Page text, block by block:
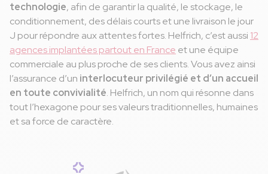
technologie, afin de garantir la qualité, le stockage, le
conditionnement, des délais courts et une livraison le jour
J pour répondre aux attentes fortes. Helfrich, c’est aussi 12
agences implantées partout en France et une équipe
commerciale au plus proche de ses clients. Vous avez ainsi
l’assurance d’un interlocuteur privilégié et d’un accueil
en toute convivialité. Helfrich, un nom qui résonne dans
tout l’hexagone pour ses valeurs traditionnelles, humaines
et sa force de caractère.